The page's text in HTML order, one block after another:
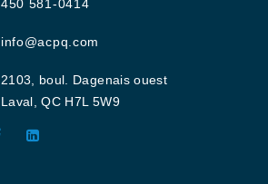
450 581-0414
info@acpq.com
2103, boul. Dagenais ouest
Laval, QC H7L 5W9